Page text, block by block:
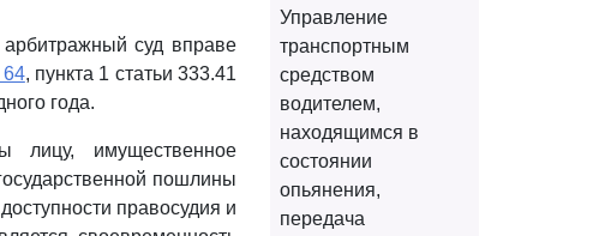
суд вправе
64, пункта 1 статьи 333.41
года.
лицу, имущественное
пошлины
правосудия и
Управление
транспортным
средством
водителем,
находящимся в
состоянии
опьянения,
передача